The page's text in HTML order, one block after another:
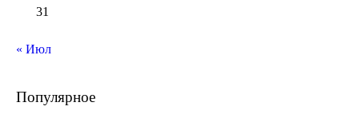
31
« Июл
Популярное